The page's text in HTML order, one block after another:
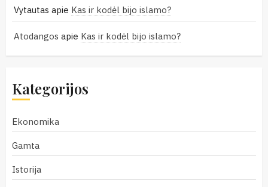
Vytautas apie Kas ir kodėl bijo islamo?
Atodangos apie Kas ir kodėl bijo islamo?
Kategorijos
Ekonomika
Gamta
Istorija